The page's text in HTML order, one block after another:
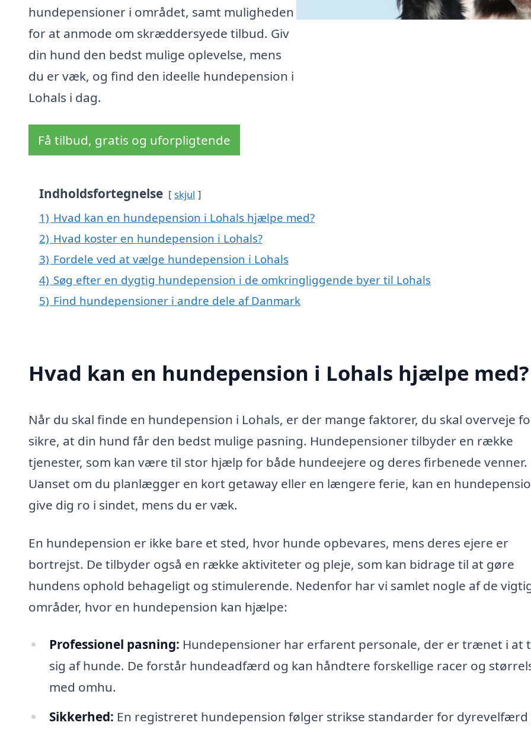
hundepensioner i området, samt muligheden
for at anmode om skræddersyede tilbud. Giv
din hund den bedst mulige oplevelse, mens
du er væk, og find den ideelle hundepension i
Lohals i dag.
Få tilbud, gratis og uforpligtende
Indholdsfortegnelse skjul
1) Hvad kan en hundepension i Lohals hjælpe med?
2) Hvad koster en hundepension i Lohals?
3) Fordele ved at vælge hundepension i Lohals
4) Søg efter en dygtig hundepension i de omkringliggende byer til Lohals
5) Find hundepensioner i andre dele af Danmark
Hvad kan en hundepension i Lohals hjælpe med?
Når du skal finde en hundepension i Lohals, er der mange faktorer, du skal overveje
sikre, at din hund får den bedst mulige pasning. Hundepensioner tilbyder en række
tjenester, som kan være til stor hjælp for både hundeejere og deres firbenede venner.
Uanset om du planlægger en kort getaway eller en længere ferie, kan en
give dig ro i sindet, mens du er væk.
En hundepension er ikke bare et sted, hvor hunde opbevares, mens deres ejere er
bortrejst. De tilbyder også en række aktiviteter og pleje, som kan bidrage til at gøre
hundens ophold behageligt og stimulerende. Nedenfor har vi samlet nogle af de
områder, hvor en hundepension kan hjælpe:
Professionel pasning: Hundepensioner har erfarent personale, der er trænet i at
sig af hunde. De forstår hundeadfærd og kan håndtere forskellige racer og
med omhu.
Sikkerhed: En registreret hundepension følger strikse standarder for dyrevelfærd